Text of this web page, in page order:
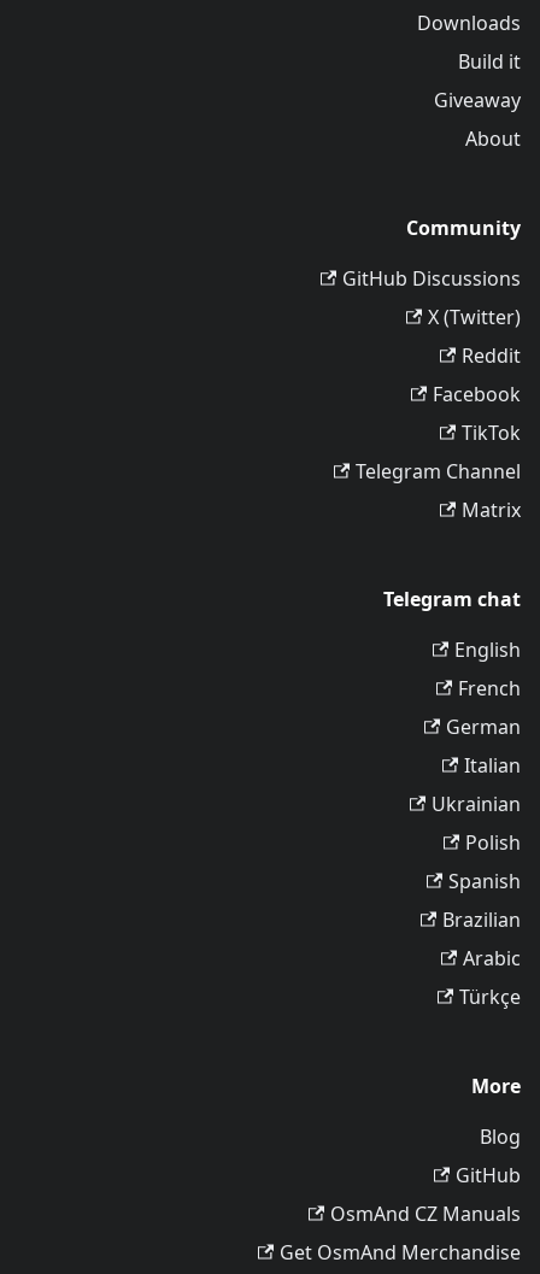
Downloads
Build it
Giveaway
About
Community
GitHub Discussions
X (Twitter)
Reddit
Facebook
TikTok
Telegram Channel
Matrix
Telegram chat
English
French
German
Italian
Ukrainian
Polish
Spanish
Brazilian
Arabic
Türkçe
More
Blog
GitHub
OsmAnd CZ Manuals
Get OsmAnd Merchandise